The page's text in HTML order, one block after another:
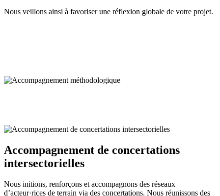
Nous veillons ainsi à favoriser une réflexion globale de votre projet.
Accompagnement de concertations
intersectorielles
Nous initions, renforçons et accompagnons des réseaux
d’acteur·rices de terrain via des concertations. Nous réunissons des